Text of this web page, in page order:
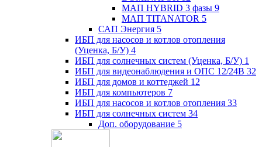
МАП HYBRID 3 фазы 9
МАП TITANATOR 5
САП Энергия 5
ИБП для насосов и котлов отопления
(Уценка, Б/У) 4
ИБП для солнечных систем (Уценка, Б/У) 1
ИБП для видеонаблюдения и ОПС 12/24В 32
ИБП для домов и коттеджей 12
ИБП для компьютеров 7
ИБП для насосов и котлов отопления 33
ИБП для солнечных систем 34
Доп. оборудование 5